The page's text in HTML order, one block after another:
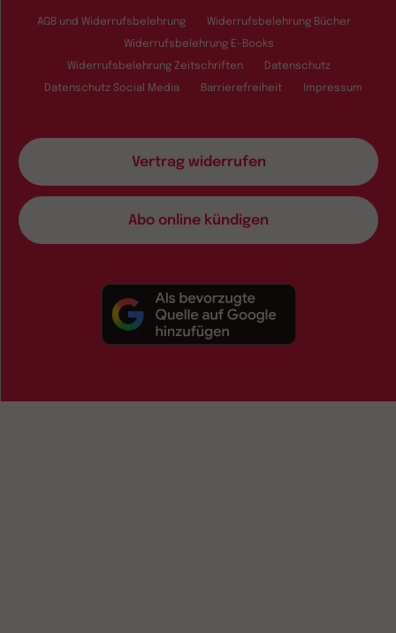
AGB und Widerrufsbelehrung Widerrufsbelehrung Bücher
Widerrufsbelehrung E-Books
Widerrufsbelehrung Zeitschriften Datenschutz
Datenschutz Social Media Barrierefreiheit Impressum
Vertrag widerrufen
Abo online kündigen